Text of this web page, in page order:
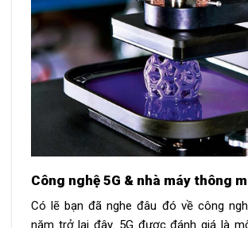
Công nghệ 5G & nhà máy thông
Có lẽ bạn đã nghe đâu đó về công
năm trở lại đây. 5G được đánh giá là